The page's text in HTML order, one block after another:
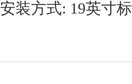
安装方式: 19英寸